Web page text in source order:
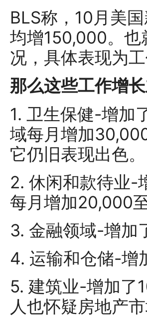
BLS称，10月美
均增150,000。也
况，具体表现为
那么这些工作增
1. 卫生保健-增加
域每月增加
它仍旧表现出色。
2. 休闲和款待业-
每月增加20,000
3. 金融领域-增加
4. 运输和仓储-增
5. 建筑业-增加了
人也怀疑房地产